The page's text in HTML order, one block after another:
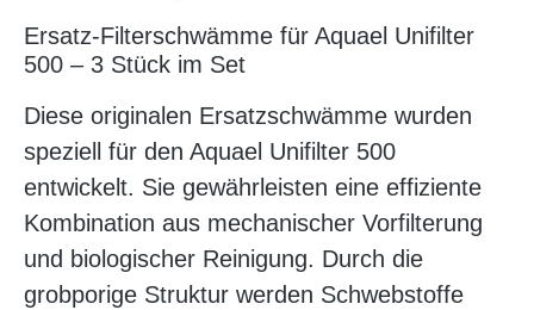
Ersatz-Filterschwämme für Aquael Unifilter
500 – 3 Stück im Set
Diese originalen Ersatzschwämme wurden
speziell für den Aquael Unifilter 500
entwickelt. Sie gewährleisten eine effiziente
Kombination aus mechanischer Vorfilterung
und biologischer Reinigung. Durch die
grobporige Struktur werden Schwebstoffe